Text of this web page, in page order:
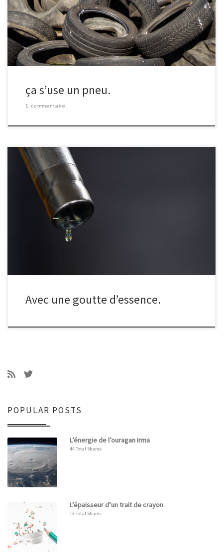
la route ?
ça s’use un pneu.
1 commentaire
Quelle distance parcourt-on avec une goutte d'essence ?
Avec une goutte d’essence.
POPULAR POSTS
L’énergie de l’ouragan Irma
44 Total Shares
L’épaisseur d’un trait de crayon
13 Total Shares